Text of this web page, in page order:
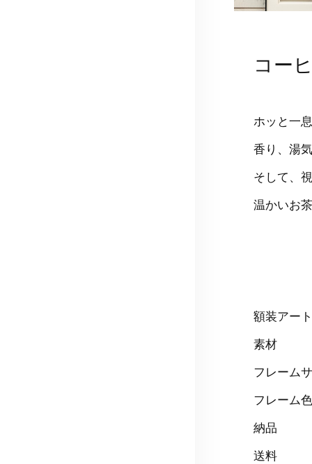
コー
ホッと一
香り、湯
そして、
温かいお
額装アート
素材 紙
フレーム
フレーム
納品 15
送料